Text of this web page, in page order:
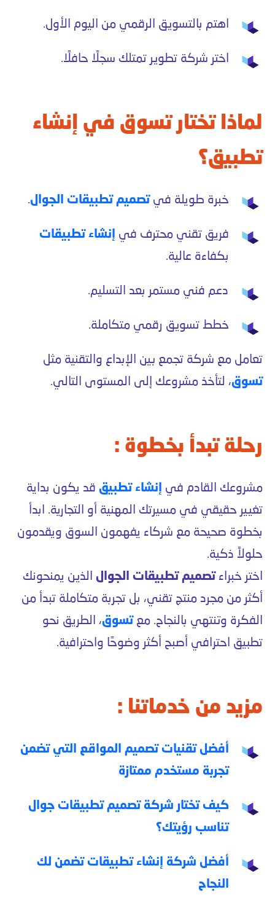
اهتم بالتسويق الرقمي من اليوم الأول.
اختر شركة تطوير تمتلك سجلًا حافلًا.
لماذا تختار تسوق في إنشاء
تطبيق؟
خبرة طويلة فيتصميم تطبيقات الجوال.
فريق تقني محترف في
إنشاء تطبيقات
بكفاءة عالية.
دعم فني مستمر بعد التسليم.
خطط تسويق رقمي متكاملة.
تعامل مع شركة تجمع بين الإبداع والتقنية مثل
تسوق، لتأخذ مشروعك إلى المستوى التالي.
رحلة تبدأ بخطوة :
مشروعك القادم في إنشاء تطبيق قد يكون بداية
تغيير حقيقي في مسيرتك المهنية أو التجارية. ابدأ
بخطوة صحيحة مع شركاء يفهمون السوق ويقدمون
حلولاً ذكية.
اختر خبراءتصميم تطبيقات الجوال الذين يمنحونك
أكثر من مجرد منتج تقني، بل تجربة متكاملة تبدأ من
الفكرة وتنتهي بالنجاح. معتسوق، الطريق نحو
تطبيق احترافي أصبح أكثر وضوحًا واحترافية.
مزيد من خدماتنا :
أفضل تقنيات تصميم المواقع التي تضمن
تجربة مستخدم ممتازة
كيف تختار شركة تصميم تطبيقات جوال
تناسب رؤيتك؟
أفضل شركة إنشاء تطبيقات تضمن لك
النجاح